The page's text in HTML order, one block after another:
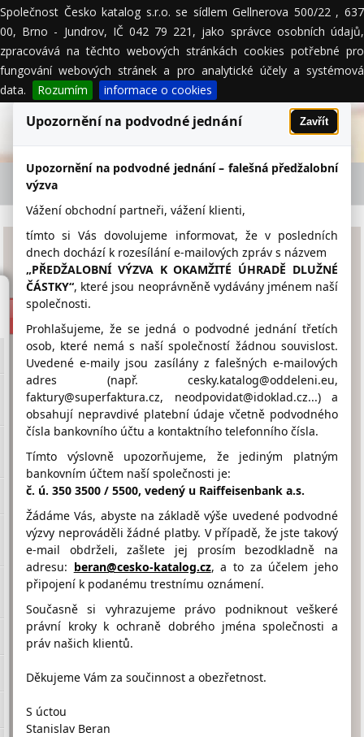
Společnost Česko katalog s.r.o. se sídlem Gellnerova 500/22 , 637
00, Brno - Jundrov, IČ 042 79 221, jako správce osobních údajů,
zpracovává na těchto webových stránkách cookies potřebné pro
fungování webových stránek a pro analytické účely a systémová
data.
Rozumím informace o cookies
MENU
ZŠ A MŠ Bořetice příspěvková organizace -
firemní detail
ZŠ A MŠ Bořetice
příspěvková organizace
519 430 207
reditelna@zsmjos.cz
Hodnocení firmy ZŠ A MŠ
Bořetice od návštěvníků
Firma doposud nasbírala:
0 Bodů
1 Bod 2 Body 3 Body
Umístění ZŠ A MŠ Bořetice na Google maps
Upozornění na podvodné jednání Zavřít
Upozornění na podvodné jednání – falešná předžalobní
výzva
Vážení obchodní partneři, vážení klienti,
tímto si Vás dovolujeme informovat, že v posledních
dnech dochází k rozesílání e-mailových zpráv s názvem
„PŘEDŽALOBNÍ VÝZVA K OKAMŽITÉ ÚHRADĚ DLUŽNÉ
ČÁSTKY“, které jsou neoprávněně vydávány jménem naší
společnosti.
Prohlašujeme, že se jedná o podvodné jednání třetích
osob, které nemá s naší společností žádnou souvislost.
Uvedené e-maily jsou zasílány z falešných e-mailových
adres (např. cesky.katalog@oddeleni.eu,
faktury@superfaktura.cz, neodpovidat@idoklad.cz...) a
obsahují nepravdivé platební údaje včetně podvodného
čísla bankovního účtu a kontaktního telefonního čísla.
Tímto výslovně upozorňujeme, že jediným platným
bankovním účtem naší společnosti je:
č. ú. 350 3500 / 5500, vedený u Raiffeisenbank a.s.
Žádáme Vás, abyste na základě výše uvedené podvodné
výzvy neprováděli žádné platby. V případě, že jste takový
e-mail obdrželi, zašlete jej prosím bezodkladně na
adresu: beran@cesko-katalog.cz, a to za účelem jeho
připojení k podanému trestnímu oznámení.
Současně si vyhrazujeme právo podniknout veškeré
právní kroky k ochraně dobrého jména společnosti a
práv našich klientů.
Děkujeme Vám za součinnost a obezřetnost.
S úctou
Stanislav Beran